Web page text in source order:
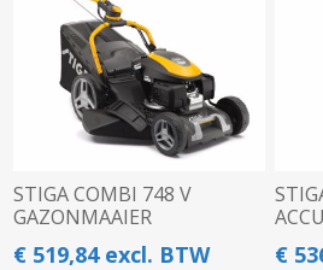
STIGA COMBI 748 V
GAZONMAAIER
€ 519,84 excl. BTW €